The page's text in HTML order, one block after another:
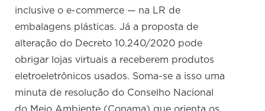
inclusive o e-commerce — na LR de
embalagens plásticas. Já a proposta de
alteração do Decreto 10.240/2020 pode
obrigar lojas virtuais a receberem produtos
eletroeletrônicos usados. Soma-se a isso uma
minuta de resolução do Conselho Nacional